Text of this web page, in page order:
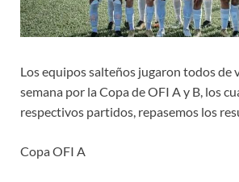
Los equipos salteños jugaron todos de
semana por la Copa de OFI A y B, los
respectivos partidos, repasemos los
Copa OFI A